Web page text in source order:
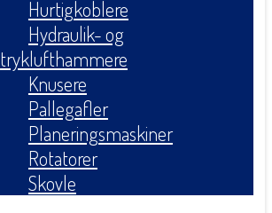
Hurtigkoblere
Hydraulik- og
tryklufthammere
Knusere
Pallegafler
Planeringsmaskiner
Rotatorer
Skovle